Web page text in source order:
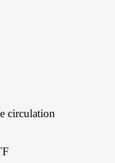
circulation